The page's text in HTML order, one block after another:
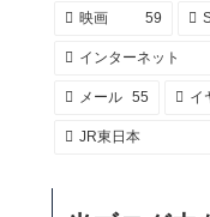
映画 59
インターネット
メール 55 イ
JR東日本